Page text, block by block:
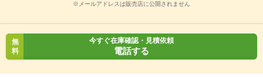
※メールアドレスは販売店に公開されません
無
料
今すぐ在庫確認・見積依頼
電話する